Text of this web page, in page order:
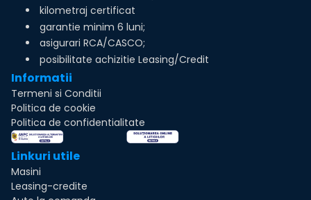
kilometraj certificat
garantie minim 6 luni;
asigurari RCA/CASCO;
posibilitate achizitie Leasing/Credit
Informatii
Termeni si Conditii
Politica de cookie
Politica de confidentialitate
Linkuri utile
Masini
Leasing-credite